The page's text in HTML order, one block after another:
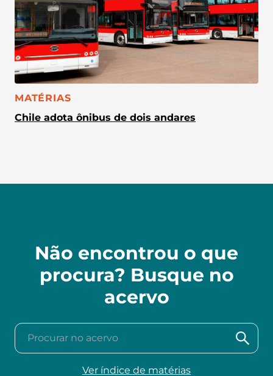
CATEGORIA:
MATÉRIAS
Chile adota ônibus de dois andares
Não encontrou o que
procura? Busque no
acervo
Procurar no acervo
Ver índice de matérias